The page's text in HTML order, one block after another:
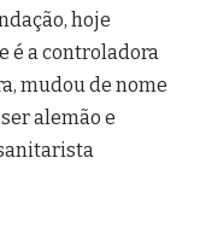
hoje
é a controladora
mudou de nome
alemão e